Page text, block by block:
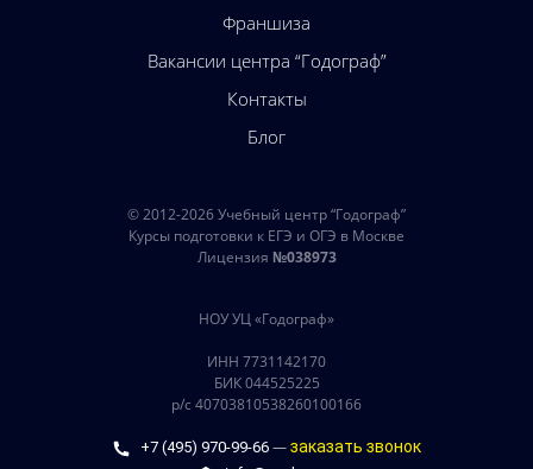
Франшиза
Вакансии центра “Годограф”
Контакты
Блог
© 2012-2026Учебный центр “Годограф”
Курсы подготовки к ЕГЭ и ОГЭ в Москве
Лицензия №038973
НОУ УЦ «Годограф»
ИНН 7731142170
БИК 044525225
р/с 40703810538260100166
+7 (495) 970-99-66 —заказать звонок